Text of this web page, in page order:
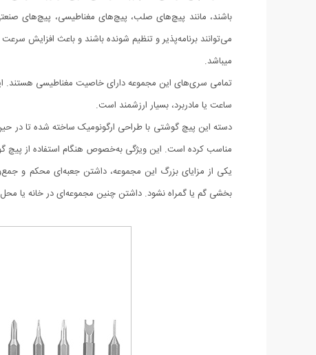
باشند، مانند پیچ‌های صلب، پیچ‌های مغناطیسی، پیچ‌های
می‌توانند برنامه‌پذیر و تنظیم شونده باشند و باعث افزایش
میباشد.
تمامی سری‌های این مجموعه دارای خاصیت مغناطیسی هستند.
ساعت یا مادربرد، بسیار ارزشمند است.
دسته این پیچ گوشتی با طراحی ارگونومیک ساخته شده تا در
مناسب کرده است. این ویژگی به‌خصوص هنگام استفاده از پیچ
یکی از مزایای بزرگ این مجموعه، داشتن جعبه‌ای محکم و
بخشی گم یا گمراه نشود. داشتن چنین مجموعه‌ای در خانه یا محل